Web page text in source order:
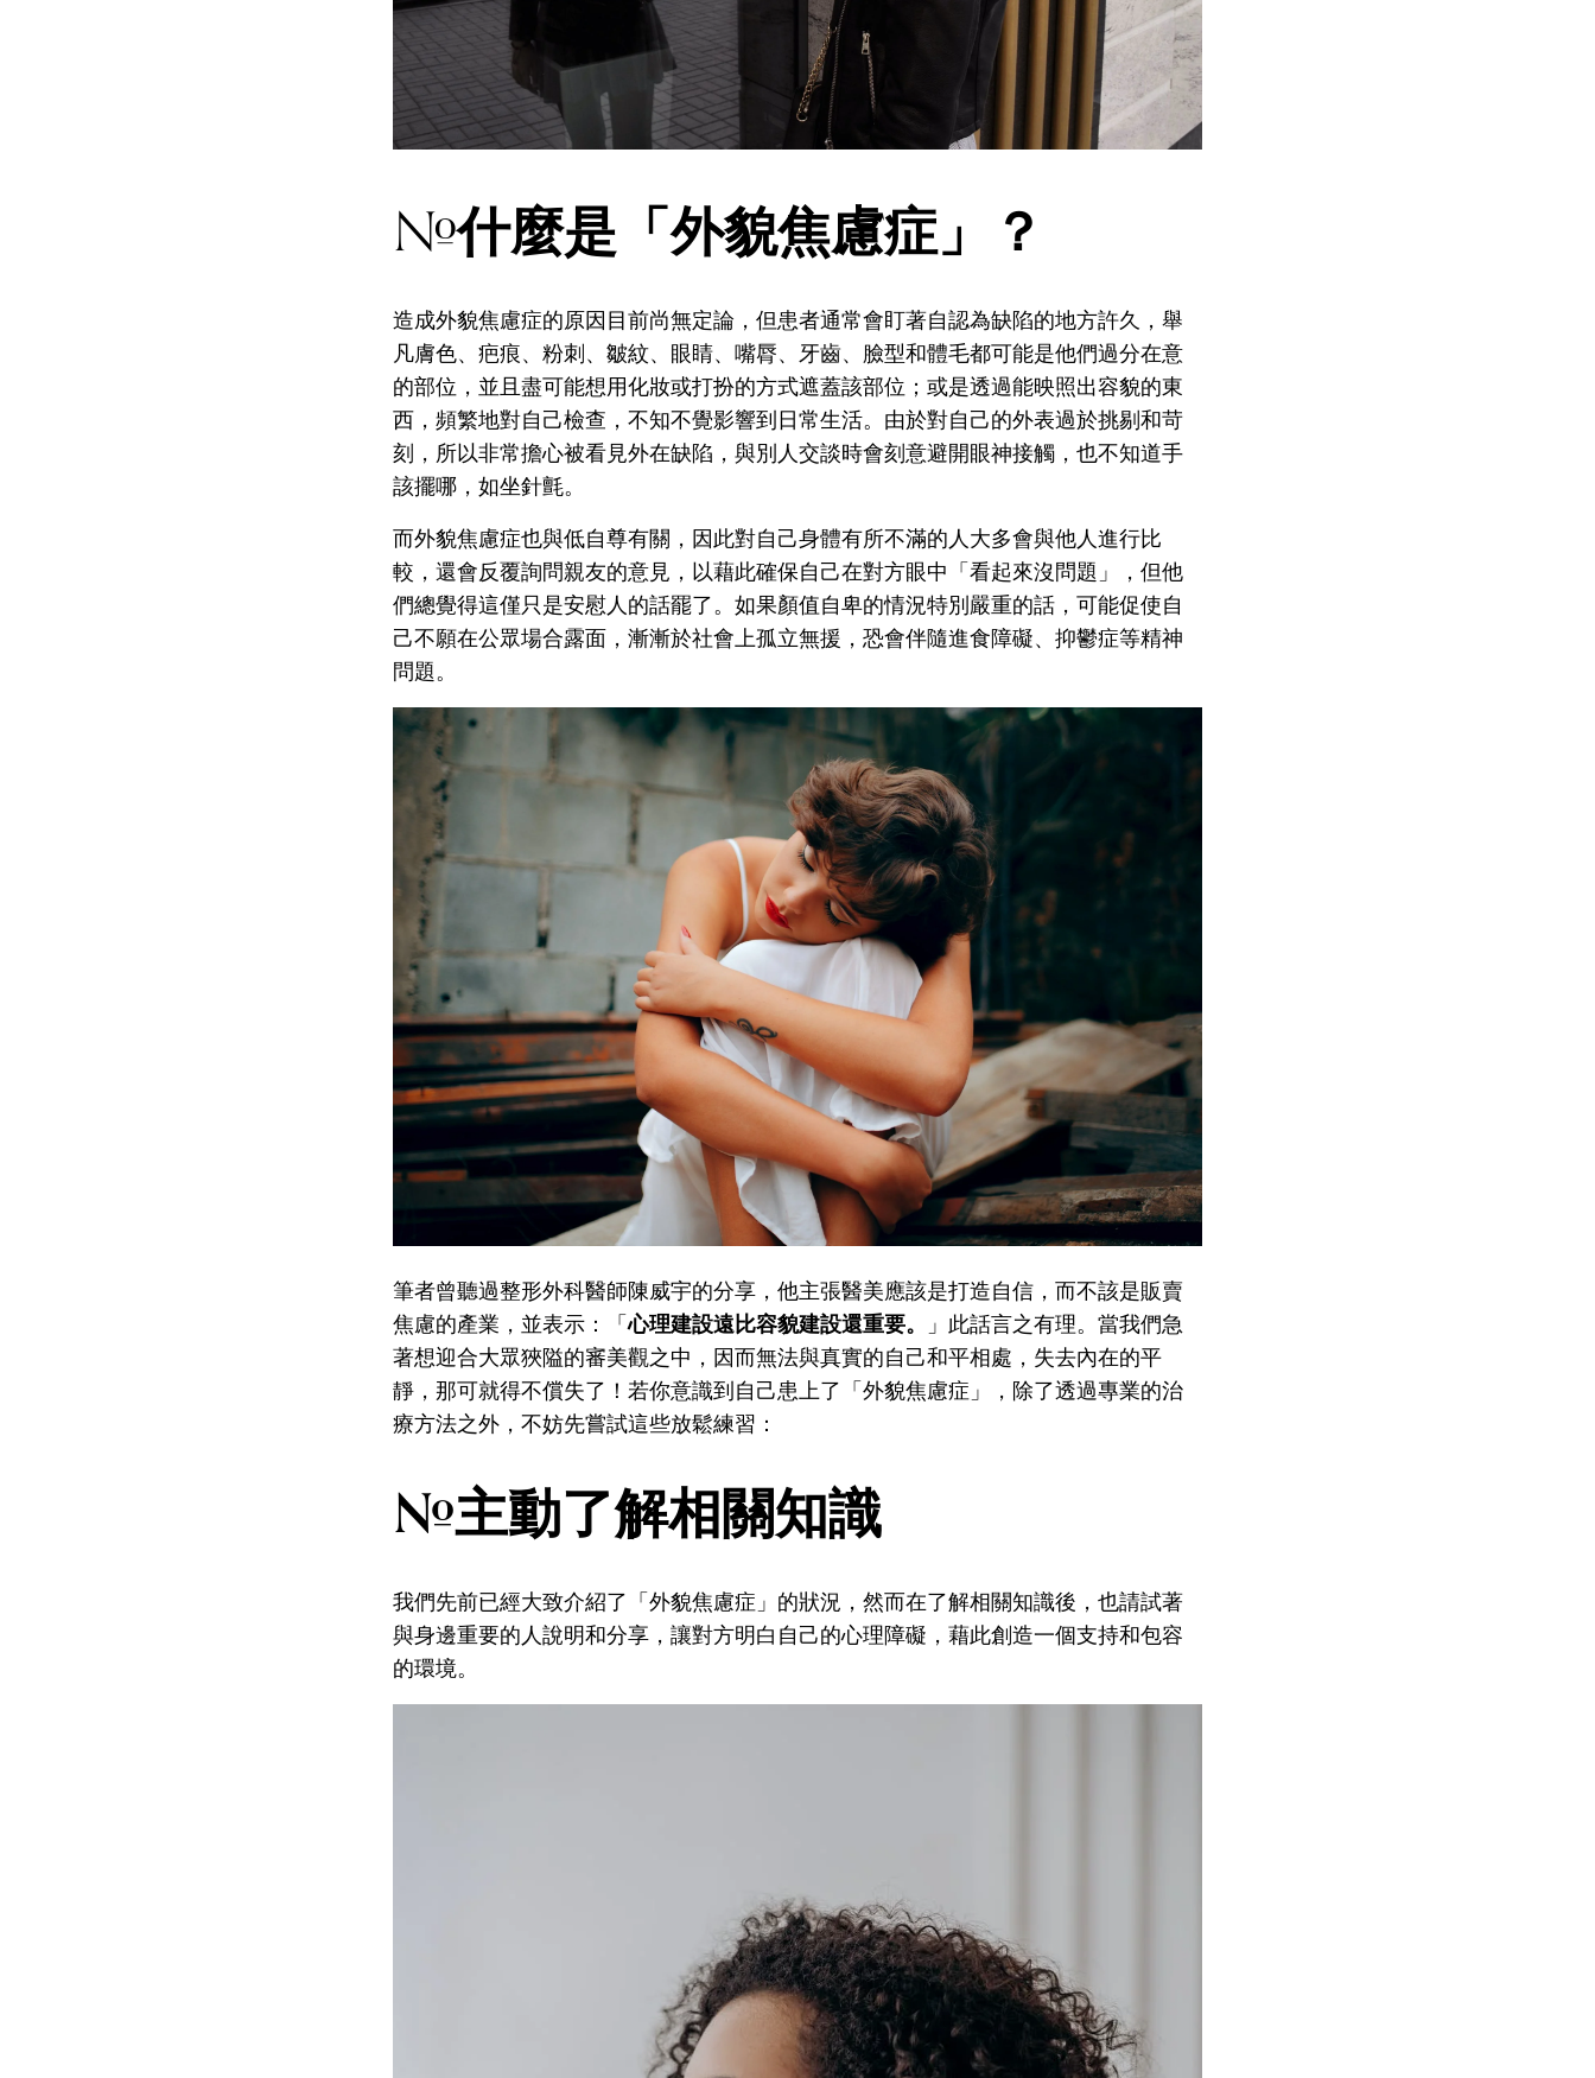
#什麼是「外貌焦慮症」？
造成外貌焦慮症的原因目前尚無定論，但患者通常會盯著自認為缺陷的地方許久，舉
凡膚色、疤痕、粉刺、皺紋、眼睛、嘴脣、牙齒、臉型和體毛都可能是他們過分在意
的部位，並且盡可能想用化妝或打扮的方式遮蓋該部位；或是透過能映照出容貌的東
西，頻繁地對自己檢查，不知不覺影響到日常生活。由於對自己的外表過於挑剔和苛
刻，所以非常擔心被看見外在缺陷，與別人交談時會刻意避開眼神接觸，也不知道手
該擺哪，如坐針氈。
而外貌焦慮症也與低自尊有關，因此對自己身體有所不滿的人大多會與他人進行比
較，還會反覆詢問親友的意見，以藉此確保自己在對方眼中「看起來沒問題」，但他
們總覺得這僅只是安慰人的話罷了。如果顏值自卑的情況特別嚴重的話，可能促使自
己不願在公眾場合露面，漸漸於社會上孤立無援，恐會伴隨進食障礙、抑鬱症等精神
問題。
筆者曾聽過整形外科醫師陳威宇的分享，他主張醫美應該是打造自信，而不該是販賣
焦慮的產業，並表示：「心理建設遠比容貌建設還重要。
」此話言之有理。當我們急
著想迎合大眾狹隘的審美觀之中，因而無法與真實的自己和平相處，失去內在的平
靜，那可就得不償失了！若你意識到自己患上了「外貌焦慮症」，除了透過專業的治
療方法之外，不妨先嘗試這些放鬆練習：
#主動了解相關知識
我們先前已經大致介紹了「外貌焦慮症」的狀況，然而在了解相關知識後，也請試著
與身邊重要的人說明和分享，讓對方明白自己的心理障礙，藉此創造一個支持和包容
的環境。